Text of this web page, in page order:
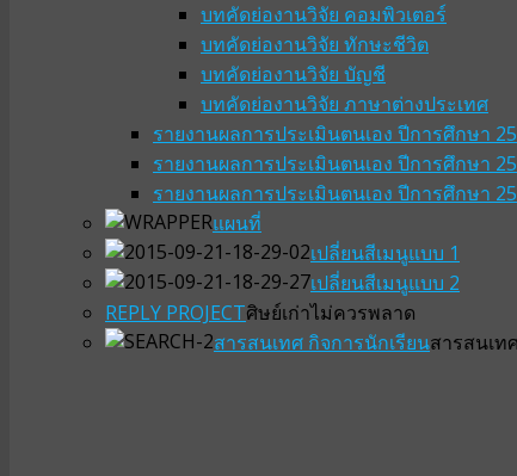
บทคัดย่องานวิจัย คอมพิวเตอร์
บทคัดย่องานวิจัย ทักษะชีวิต
บทคัดย่องานวิจัย บัญชี
บทคัดย่องานวิจัย ภาษาต่างประเทศ
รายงานผลการประเมินตนเอง ปีการศึกษา
รายงานผลการประเมินตนเอง ปีการศึกษา
รายงานผลการประเมินตนเอง ปีการศึกษา
แผนที่
เปลี่ยนสีเมนูแบบ 1
เปลี่ยนสีเมนูแบบ 2
REPLY PROJECTศิษย์เก่าไม่ควรพลาด
สารสนเทศ กิจการนักเรียนสารสนเท